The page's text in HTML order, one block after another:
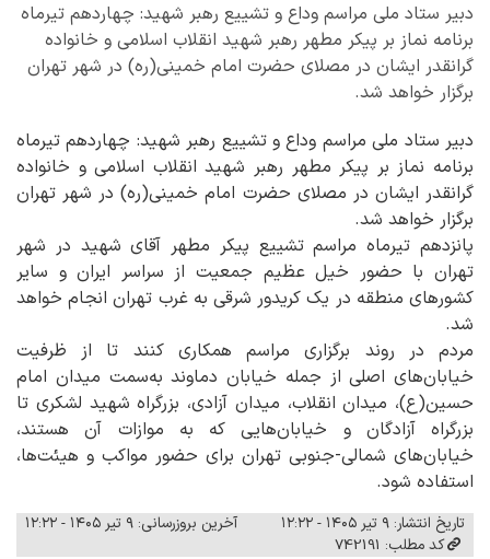
دبیر ستاد ملی مراسم وداع و تشییع رهبر شهید: چهاردهم تیرماه
برنامه نماز بر پیکر مطهر رهبر شهید انقلاب اسلامی و خانواده
گرانقدر ایشان در مصلای حضرت امام خمینی(ره) در شهر تهران
برگزار خواهد شد.
دبیر ستاد ملی مراسم وداع و تشییع رهبر شهید: چهاردهم تیرماه
برنامه نماز بر پیکر مطهر رهبر شهید انقلاب اسلامی و خانواده
گرانقدر ایشان در مصلای حضرت امام خمینی(ره) در شهر تهران
برگزار خواهد شد.
پانزدهم تیرماه مراسم تشییع پیکر مطهر آقای شهید در شهر
تهران با حضور خیل عظیم جمعیت از سراسر ایران و سایر
کشورهای منطقه در یک کریدور شرقی به غرب تهران انجام خواهد
شد.
مردم در روند برگزاری مراسم همکاری کنند تا از ظرفیت
خیابان‌های اصلی از جمله خیابان دماوند به‌سمت میدان امام
حسین(ع)، میدان انقلاب، میدان آزادی، بزرگراه شهید لشکری تا
بزرگراه آزادگان و خیابان‌هایی که به موازات آن هستند،
خیابان‌های شمالی-جنوبی تهران برای حضور مواکب و هیئت‌ها،
استفاده شود.
تاریخ انتشار: ۹ تیر ۱۴۰۵ - ۱۲:۲۲
آخرین بروزرسانی: ۹ تیر ۱۴۰۵ - ۱۲:۲۲
کد مطلب: 742191